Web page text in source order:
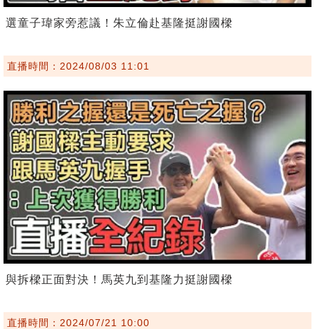
選童子瑋家旁惹議！朱立倫赴基隆挺謝國樑
直播時間：2024/08/03 11:01
與拆樑正面對決！馬英九到基隆力挺謝國樑
直播時間：2024/07/21 10:00